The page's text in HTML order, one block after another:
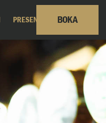
PRESENTKORT BOKA